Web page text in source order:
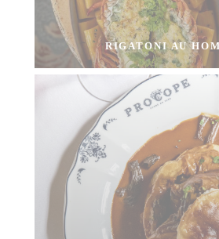
RIGATONI AU